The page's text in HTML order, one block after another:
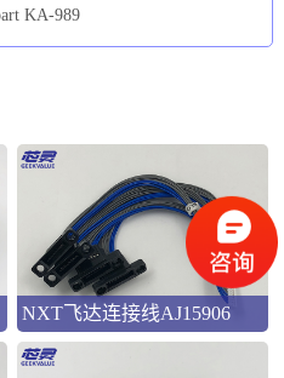
KA-989
NXT飞达连接线AJ15906